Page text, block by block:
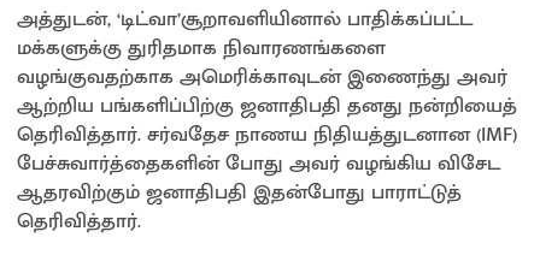
அத்துடன், ‘டிட்வா’சூறாவளியினால் பாதிக்கப்பட்ட
மக்களுக்கு துரிதமாக நிவாரணங்களை
வழங்குவதற்காக அமெரிக்காவுடன் இணைந்து அவர்
ஆற்றிய பங்களிப்பிற்கு ஜனாதிபதி தனது நன்றியைத்
தெரிவித்தார். சர்வதேச நாணய நிதியத்துடனான (IMF)
பேச்சுவார்த்தைகளின் போது அவர் வழங்கிய விசேட
ஆதரவிற்கும் ஜனாதிபதி இதன்போது பாராட்டுத்
தெரிவித்தார்.